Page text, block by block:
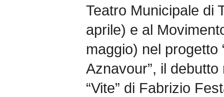
Teatro Municipale di
aprile) e al
maggio) nel progetto
Aznavour”, il
“Vite” di Fabrizio